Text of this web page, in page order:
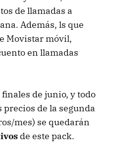
de llamadas a
Además, ls que
Movistar móvil,
en llamadas
de junio, y todo
de la segunda
mes) se quedarán
de este pack.